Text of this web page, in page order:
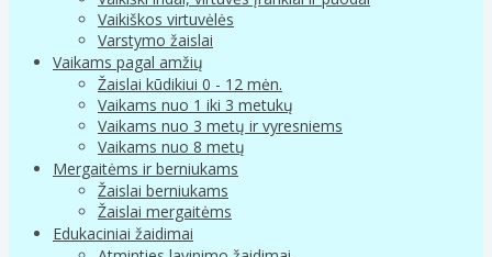
Vaikiškos virtuvėlės
Varstymo žaislai
Vaikams pagal amžių
Žaislai kūdikiui 0 - 12 mėn.
Vaikams nuo 1 iki 3 metukų
Vaikams nuo 3 metų ir vyresniems
Vaikams nuo 8 metų
Mergaitėms ir berniukams
Žaislai berniukams
Žaislai mergaitėms
Edukaciniai žaidimai